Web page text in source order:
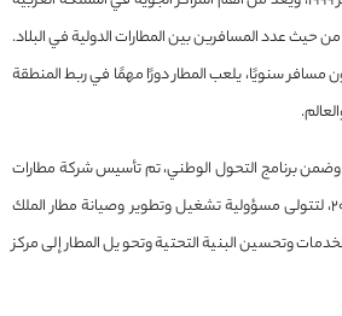
من حيث عدد المسافرين بين المطارات الدولية في البلاد.
تتجاوز 12.6 مليون مسافر سنويًا، يلعب المطار دورًا مهمًا في ربط المنطقة
إطار رؤية السعودية 2030، وضمن برنامج التحول الوطني، تم تأسيس شركة مطارات
الدمام (DACO) في 1 يوليو 2017، لتتولى مسؤولية تشغيل وتطوير وصيانة مطار الملك
وتحسين البنية التحتية وتحويل المطار إلى مركز